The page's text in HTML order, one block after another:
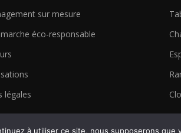
sur mesure
éco-responsable
légales
à utiliser ce site, nous supposerons que